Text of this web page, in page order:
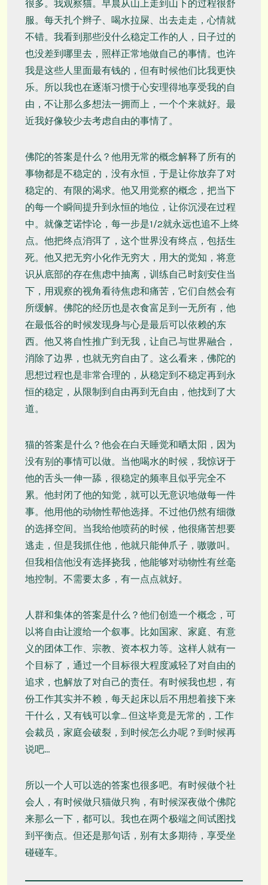
很多。我观察猫。早晨从山上走到山下的过程很舒
服。每天扎个辫子、喝水拉屎、出去走走，心情就
不错。我看到那些没什么稳定工作的人，日子过的
也没差到哪里去，照样正常地做自己的事情。也许
我是这些人里面最有钱的，但有时候他们比我更快
乐。所以我也在逐渐习惯于心安理得地享受我的自
由，不让那么多想法一拥而上，一个个来就好。最
近我好像较少去考虑自由的事情了。
佛陀的答案是什么？他用无常的概念解释了所有的
事物都是不稳定的，没有永恒，于是让你放弃了对
稳定的、有限的渴求。他又用觉察的概念，把当下
的每一个瞬间提升到永恒的地位，让你沉浸在过程
中。就像芝诺悖论，每一步是1/2就永远也追不上终
点。他把终点消弭了，这个世界没有终点，包括生
死。他又把无穷小化作无穷大，用大的觉知，将意
识从底部的存在焦虑中抽离，训练自己时刻安住当
下，用观察的视角看待焦虑和痛苦，它们自然会有
所缓解。佛陀的经历也是衣食富足到一无所有，他
在最低谷的时候发现身与心是最后可以依赖的东
西。他又将自性推广到无我，让自己与世界融合，
消除了边界，也就无穷自由了。这么看来，佛陀的
思想过程也是非常合理的，从稳定到不稳定再到永
恒的稳定，从限制到自由再到无自由，他找到了大
道。
猫的答案是什么？他会在白天睡觉和晒太阳，因为
没有别的事情可以做。当他喝水的时候，我惊讶于
他的舌头一伸一舔，很稳定的频率且似乎完全不
累。他封闭了他的知觉，就可以无意识地做每一件
事。他用他的动物性帮他选择。不过他仍然有细微
的选择空间。当我给他喷药的时候，他很痛苦想要
逃走，但是我抓住他，他就只能伸爪子，嗷嗷叫。
但我相信他没有选择挠我，他能够对动物性有丝毫
地控制。不需要太多，有一点点就好。
人群和集体的答案是什么？他们创造一个概念，可
以将自由让渡给一个叙事。比如国家、家庭、有意
义的团体工作、宗教、资本权力等。这样人就有一
个目标了，通过一个目标很大程度减轻了对自由的
追求，也解放了对自己的责任。有时候我也想，有
份工作其实并不赖，每天起床以后不用想着接下来
干什么，又有钱可以拿… 但这毕竟是无常的，工作
会裁员，家庭会破裂，到时候怎么办呢？到时候再
说吧…
所以一个人可以选的答案也很多吧。有时候做个社
会人，有时候做只猫做只狗，有时候深夜做个佛陀
来那么一下，都可以。我也在两个极端之间试图找
到平衡点。但还是那句话，别有太多期待，享受坐
碰碰车。